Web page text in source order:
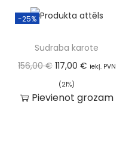
-25%
Sudraba karote
156,00€ 117,00 € iekļ. PVN
(21%)
Pievienot grozam